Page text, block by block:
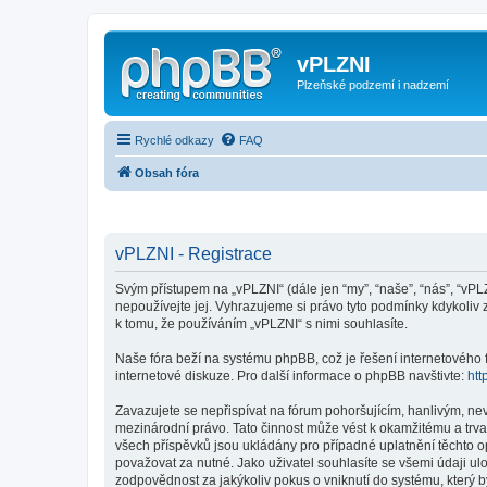
vPLZNI
Plzeňské podzemí i nadzemí
Rychlé odkazy FAQ
Obsah fóra
vPLZNI - Registrace
Svým přístupem na „vPLZNI“ (dále jen “my”, “naše”, “nás”,
nepoužívejte jej. Vyhrazujeme si právo tyto podmínky
k tomu, že používáním „vPLZNI“ s nimi souhlasíte.
Naše fóra beží na systému phpBB, což je řešení
internetové diskuze. Pro další informace o phpBB navštivte:
Zavazujete se nepřispívat na fórum pohoršujícím, hanlivým,
mezinárodní právo. Tato činnost může vést k okamžitému a
všech příspěvků jsou ukládány pro případné uplatnění těchto
považovat za nutné. Jako uživatel souhlasíte se všemi údaji
zodpovědnost za jakýkoliv pokus o vniknutí do systému, který